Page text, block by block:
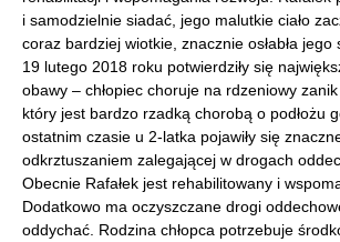
i samodzielnie siadać, jego malutkie ciało
coraz bardziej wiotkie, znacznie osłabła jego
19 lutego 2018 roku potwierdziły się
obawy – chłopiec choruje na rdzeniowy zanik
który jest bardzo rzadką chorobą o podłożu
ostatnim czasie u 2-latka pojawiły się
odkrztuszaniem zalegającej w drogach
Obecnie Rafałek jest rehabilitowany i
Dodatkowo ma oczyszczane drogi
oddychać. Rodzina chłopca potrzebuje